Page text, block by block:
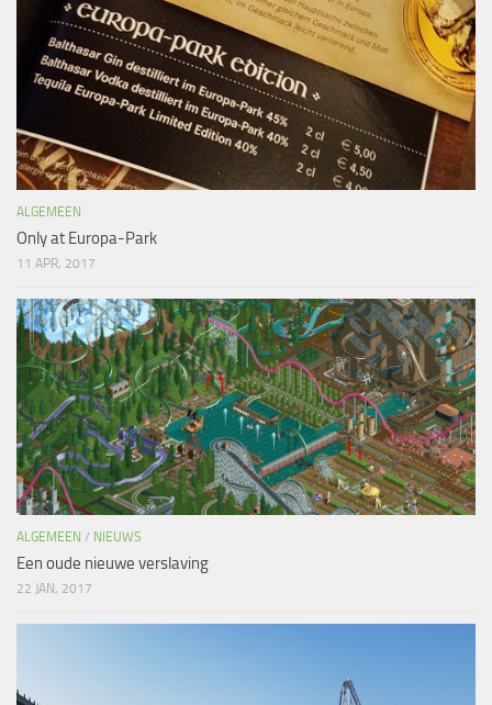
ALGEMEEN
Only at Europa-Park
11 APR, 2017
ALGEMEEN / NIEUWS
Een oude nieuwe verslaving
22 JAN, 2017